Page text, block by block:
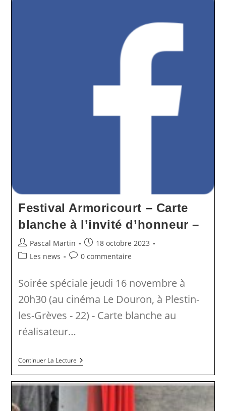
Festival Armoricourt – Carte
blanche à l’invité d’honneur –
Auteur/autrice
de
Pascal Martin
Publication
publiée :
18 octobre 2023
PostLes news
Commentaires
la
publication :
0 commentaire
Soirée spéciale jeudi 16 novembre à
20h30 (au cinéma Le Douron, à Plestin-
les-Grèves - 22) - Carte blanche au
réalisateur…
Continuer La LectureFestival
Armoricourt
–
Carte